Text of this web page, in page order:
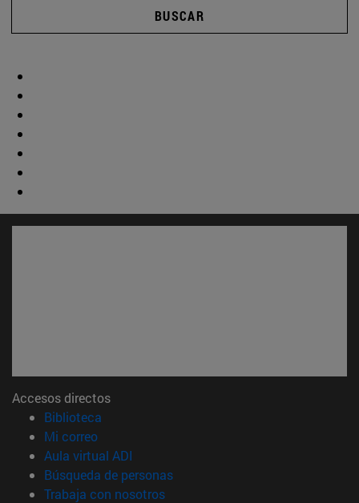
BUSCAR
Accesos directos
Biblioteca
Mi correo(abre en nueva ventana)
Aula virtual ADI
Búsqueda de personas(abre en nueva ventana)
Trabaja con nosotros(abre en nueva ventana)